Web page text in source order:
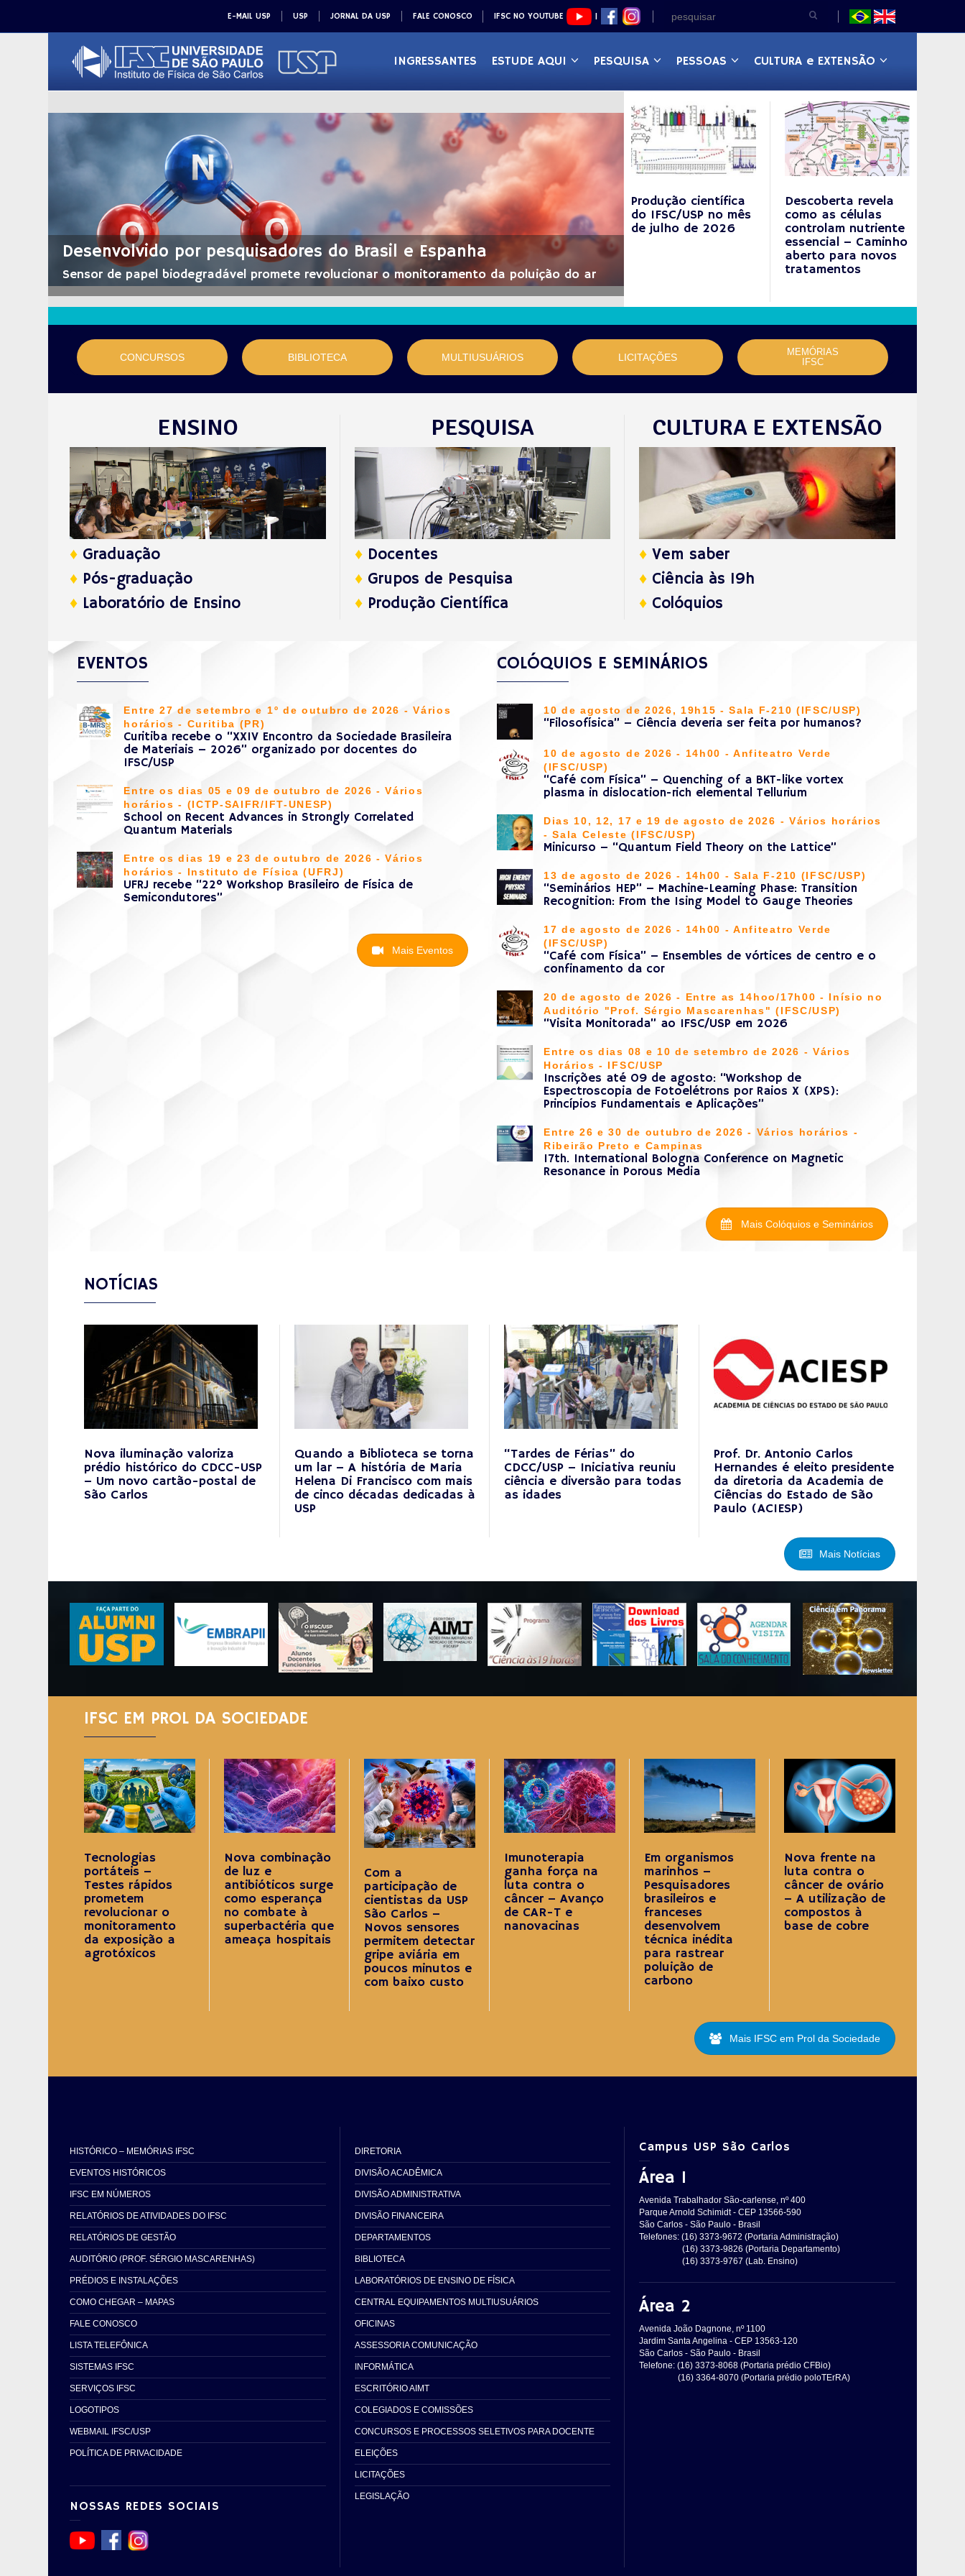
E-MAIL USP USP JORNAL DA USP FALE CONOSCO IFSC NO YOUTUBE |
INGRESSANTES ESTUDE AQUI PESQUISA PESSOAS CULTURA e EXTENSÃO
Desenvolvido por pesquisadores do Brasil e Espanha
Sensor de papel biodegradável promete revolucionar o monitoramento da poluição do ar
Produção científica
do IFSC/USP no mês
de julho de 2026
Descoberta revela
como as células
controlam nutriente
essencial – Caminho
aberto para novos
tratamentos
CONCURSOS BIBLIOTECA MULTIUSUÁRIOS LICITAÇÕES
MEMÓRIAS
IFSC
ENSINO
♦ Graduação
♦ Pós-graduação
♦ Laboratório de Ensino
PESQUISA
♦Docentes
♦Grupos de Pesquisa
♦Produção Científica
CULTURA E EXTENSÃO
♦ Vem saber
♦ Ciência às 19h
♦ Colóquios
EVENTOS
Entre 27 de setembro e 1º de outubro de 2026 - Vários
horários - Curitiba (PR)
Curitiba recebe o “XXIV Encontro da Sociedade Brasileira
de Materiais – 2026” organizado por docentes do
IFSC/USP
Entre os dias 05 e 09 de outubro de 2026 - Vários
horários - (ICTP-SAIFR/IFT-UNESP)
School on Recent Advances in Strongly Correlated
Quantum Materials
Entre os dias 19 e 23 de outubro de 2026 - Vários
horários - Instituto de Física (UFRJ)
UFRJ recebe “22º Workshop Brasileiro de Física de
Semicondutores”
Mais Eventos
COLÓQUIOS E SEMINÁRIOS
10 de agosto de 2026, 19h15 - Sala F-210 (IFSC/USP)
“Filosofísica” – Ciência deveria ser feita por humanos?
10 de agosto de 2026 - 14h00 - Anfiteatro Verde
(IFSC/USP)
“Café com Física” – Quenching of a BKT-like vortex
plasma in dislocation-rich elemental Tellurium
Dias 10, 12, 17 e 19 de agosto de 2026 - Vários horários
- Sala Celeste (IFSC/USP)
Minicurso – “Quantum Field Theory on the Lattice”
13 de agosto de 2026 - 14h00 - Sala F-210 (IFSC/USP)
“Seminários HEP” – Machine-Learning Phase: Transition
Recognition: From the Ising Model to Gauge Theories
17 de agosto de 2026 - 14h00 - Anfiteatro Verde
(IFSC/USP)
“Café com Física” – Ensembles de vórtices de centro e o
confinamento da cor
20 de agosto de 2026 - Entre as 14hoo/17h00 - Inísio no
Auditório "Prof. Sérgio Mascarenhas" (IFSC/USP)
“Visita Monitorada” ao IFSC/USP em 2026
Entre os dias 08 e 10 de setembro de 2026 - Vários
Horários - IFSC/USP
Inscrições até 09 de agosto: “Workshop de
Espectroscopia de Fotoelétrons por Raios X (XPS):
Princípios Fundamentais e Aplicações”
Entre 26 e 30 de outubro de 2026 - Vários horários -
Ribeirão Preto e Campinas
17th. International Bologna Conference on Magnetic
Resonance in Porous Media
Mais Colóquios e Seminários
NOTÍCIAS
Nova iluminação valoriza
prédio histórico do CDCC-USP
– Um novo cartão-postal de
São Carlos
Quando a Biblioteca se torna
um lar – A história de Maria
Helena Di Francisco com mais
de cinco décadas dedicadas à
USP
“Tardes de Férias” do
CDCC/USP – Iniciativa reuniu
ciência e diversão para todas
as idades
Prof. Dr. Antonio Carlos
Hernandes é eleito presidente
da diretoria da Academia de
Ciências do Estado de São
Paulo (ACIESP)
Mais Notícias
IFSC EM PROL DA SOCIEDADE
Tecnologias
portáteis –
Testes rápidos
prometem
revolucionar o
monitoramento
da exposição a
agrotóxicos
Nova combinação
de luz e
antibióticos surge
como esperança
no combate à
superbactéria que
ameaça hospitais
Com a
participação de
cientistas da USP
São Carlos –
Novos sensores
permitem detectar
gripe aviária em
poucos minutos e
com baixo custo
Imunoterapia
ganha força na
luta contra o
câncer – Avanço
de CAR-T e
nanovacinas
Em organismos
marinhos –
Pesquisadores
brasileiros e
franceses
desenvolvem
técnica inédita
para rastrear
poluição de
carbono
Nova frente na
luta contra o
câncer de ovário
– A utilização de
compostos à
base de cobre
Mais IFSC em Prol da Sociedade
HISTÓRICO – MEMÓRIAS IFSC
EVENTOS HISTÓRICOS
IFSC EM NÚMEROS
RELATÓRIOS DE ATIVIDADES DO IFSC
RELATÓRIOS DE GESTÃO
AUDITÓRIO (PROF. SÉRGIO MASCARENHAS)
PRÉDIOS E INSTALAÇÕES
COMO CHEGAR – MAPAS
FALE CONOSCO
LISTA TELEFÔNICA
SISTEMAS IFSC
SERVIÇOS IFSC
LOGOTIPOS
WEBMAIL IFSC/USP
POLÍTICA DE PRIVACIDADE
NOSSAS REDES SOCIAIS
DIRETORIA
DIVISÃO ACADÊMICA
DIVISÃO ADMINISTRATIVA
DIVISÃO FINANCEIRA
DEPARTAMENTOS
BIBLIOTECA
LABORATÓRIOS DE ENSINO DE FÍSICA
CENTRAL EQUIPAMENTOS MULTIUSUÁRIOS
OFICINAS
ASSESSORIA COMUNICAÇÃO
INFORMÁTICA
ESCRITÓRIO AIMT
COLEGIADOS E COMISSÕES
CONCURSOS E PROCESSOS SELETIVOS PARA DOCENTE
ELEIÇÕES
LICITAÇÕES
LEGISLAÇÃO
Campus USP São Carlos
Área 1
Avenida Trabalhador São-carlense, nº 400
Parque Arnold Schimidt - CEP 13566-590
São Carlos - São Paulo - Brasil
Telefones: (16) 3373-9672 (Portaria Administração)
(16) 3373-9826 (Portaria Departamento)
(16) 3373-9767 (Lab. Ensino)
Área 2
Avenida João Dagnone, nº 1100
Jardim Santa Angelina - CEP 13563-120
São Carlos - São Paulo - Brasil
Telefone: (16) 3373-8068 (Portaria prédio CFBio)
(16) 3364-8070 (Portaria prédio poloTErRA)